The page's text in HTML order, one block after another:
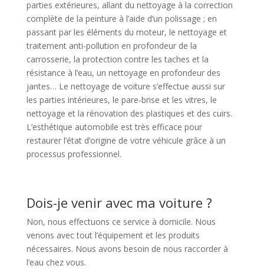
parties extérieures, allant du nettoyage à la correction
complète de la peinture à l’aide d’un polissage ; en
passant par les éléments du moteur, le nettoyage et
traitement anti-pollution en profondeur de la
carrosserie, la protection contre les taches et la
résistance à l’eau, un nettoyage en profondeur des
jantes… Le nettoyage de voiture s’effectue aussi sur
les parties intérieures, le pare-brise et les vitres, le
nettoyage et la rénovation des plastiques et des cuirs.
L’esthétique automobile est très efficace pour
restaurer l’état d’origine de votre véhicule grâce à un
processus professionnel.
Dois-je venir avec ma voiture ?
Non, nous effectuons ce service à domicile. Nous
venons avec tout l’équipement et les produits
nécessaires. Nous avons besoin de nous raccorder à
l’eau chez vous.